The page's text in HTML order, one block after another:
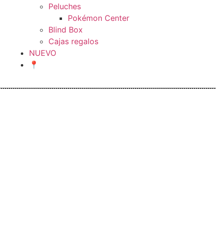
Peluches
Pokémon Center
Blind Box
Cajas regalos
NUEVO
📍